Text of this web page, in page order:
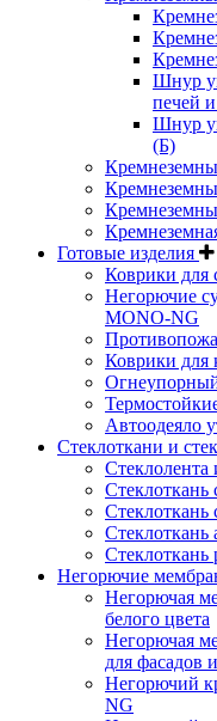
Шнур
печей
Шнур
(Б)
Готовые изделия
Коврики для
Негорючие
MONO-NG
Коврики для
Автоодеяло
Стеклоткани и
Стеклолента
Стеклоткань
Стеклоткань
Стеклоткань
Негорючие
Негорючая
белого цвета
Негорючая
для фасадов
Негорючий
NG